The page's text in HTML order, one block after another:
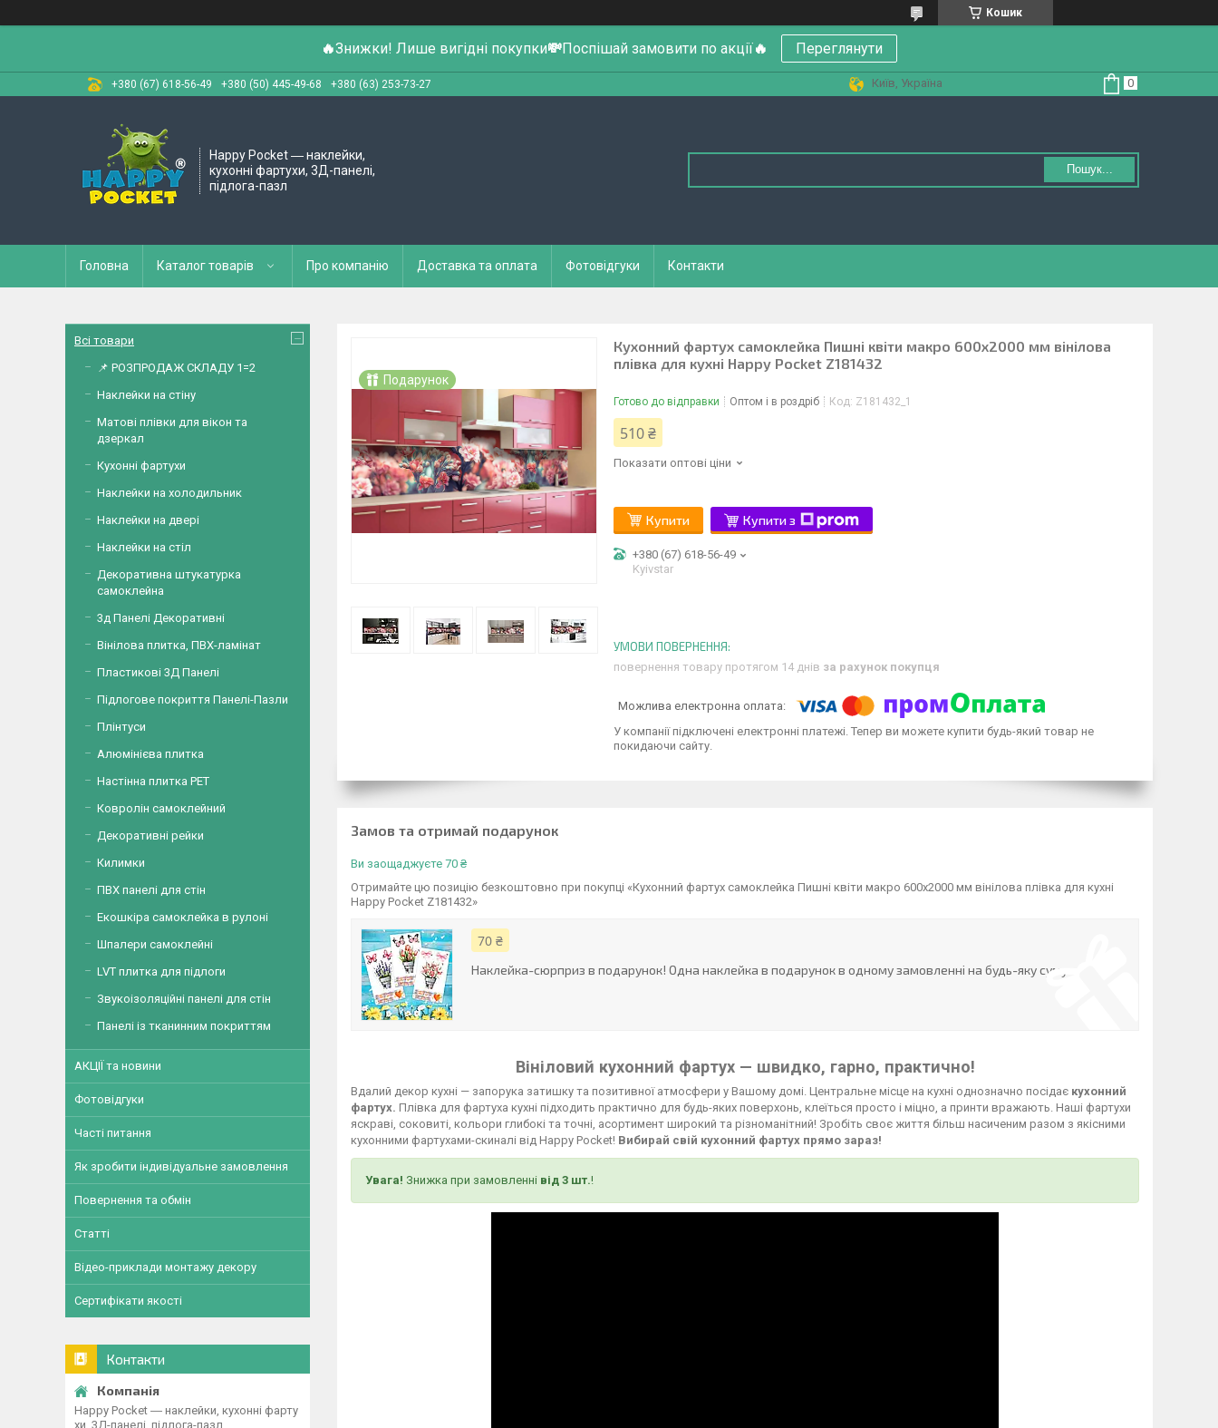
Кошик
🔥Знижки! Лише вигідні покупки💸Поспішай замовити по акції🔥 Переглянути
+380 (67) 618-56-49 +380 (50) 445-49-68 +380 (63) 253-73-27 Київ, Україна
Happy Pocket ― наклейки,
кухонні фартухи, 3Д-панелі,
підлога-пазл
Пошук...
Головна Каталог товарів Про компанію Доставка та оплата Фотовідгуки Контакти
Подарунок
Кухонний фартух самоклейка Пишні квіти макро 600х2000 мм вінілова
плівка для кухні Happy Pocket Z181432
Готово до відправки Оптом і в роздріб Код: Z181432_1
510 ₴
Показати оптові ціни
Купити Купити з
+380 (67) 618-56-49
Kyivstar
повернення товару протягом 14 днів за рахунок покупця
У компанії підключені електронні платежі. Тепер ви можете купити будь-який товар не
покидаючи сайту.
Замов та отримай подарунок
Ви заощаджуєте 70 ₴
Отримайте цю позицію безкоштовно при покупці «Кухонний фартух самоклейка Пишні квіти макро 600х2000 мм вінілова плівка для кухні
Happy Pocket Z181432»
70 ₴
Наклейка-сюрприз в подарунок! Одна наклейка в подарунок в одному замовленні на будь-яку суму
Вініловий кухонний фартух — швидко, гарно, практично!
Вдалий декор кухні — запорука затишку та позитивної атмосфери у Вашому домі. Центральне місце на кухні однозначно посідає кухонний
фартух. Плівка для фартуха кухні підходить практично для будь-яких поверхонь, клеїться просто і міцно, а принти вражають. Наші фартухи
яскраві, соковиті, кольори глибокі та точні, асортимент широкий та різноманітний! Зробіть своє життя більш насиченим разом з якісними
кухонними фартухами-скиналі від Happy Pocket! Вибирай свій кухонний фартух прямо зараз!
Увага! Знижка при замовленні від 3 шт.!
Всі товари
📌 РОЗПРОДАЖ СКЛАДУ 1=2
Наклейки на стіну
Матові плівки для вікон та
дзеркал
Кухонні фартухи
Наклейки на холодильник
Наклейки на двері
Наклейки на стіл
Декоративна штукатурка
самоклейна
3д Панелі Декоративні
Вінілова плитка, ПВХ-ламінат
Пластикові 3Д Панелі
Підлогове покриття Панелі-Пазли
Плінтуси
Алюмінієва плитка
Настінна плитка PET
Ковролін самоклейний
Декоративні рейки
Килимки
ПВХ панелі для стін
Екошкіра самоклейка в рулоні
Шпалери самоклейні
LVT плитка для підлоги
Звукоізоляційні панелі для стін
Панелі із тканинним покриттям
АКЦІЇ та новини
Фотовідгуки
Часті питання
Як зробити індивідуальне замовлення
Повернення та обмін
Статті
Відео-приклади монтажу декору
Сертифікати якості
Контакти
Happy Pocket ― наклейки, кухонні фарту
хи, 3Д-панелі, підлога-пазл